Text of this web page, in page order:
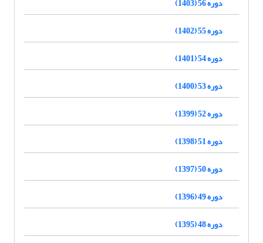
دوره 55 (1402)
دوره 54 (1401)
دوره 53 (1400)
دوره 52 (1399)
دوره 51 (1398)
دوره 50 (1397)
دوره 49 (1396)
دوره 48 (1395)